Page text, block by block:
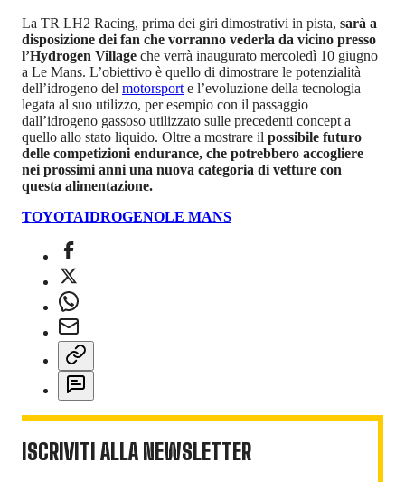
La TR LH2 Racing, prima dei giri dimostrativi in pista, sarà a
disposizione dei fan che vorranno vederla da vicino presso
l’Hydrogen Village che verrà inaugurato mercoledì 10 giugno
a Le Mans. L’obiettivo è quello di dimostrare le potenzialità
dell’idrogeno del motorsport e l’evoluzione della tecnologia
legata al suo utilizzo, per esempio con il passaggio
dall’idrogeno gassoso utilizzato sulle precedenti concept a
quello allo stato liquido. Oltre a mostrare il possibile futuro
delle competizioni endurance, che potrebbero accogliere
nei prossimi anni una nuova categoria di vetture con
questa alimentazione.
TOYOTAIDROGENOLE MANS
ISCRIVITI ALLA NEWSLETTER